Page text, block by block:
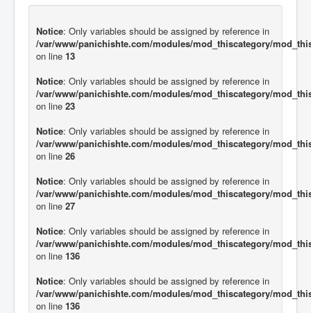
Notice: Only variables should be assigned by reference in
/var/www/panichishte.com/modules/mod_thiscategory/
on line 13
Notice: Only variables should be assigned by reference in
/var/www/panichishte.com/modules/mod_thiscategory/
on line 23
Notice: Only variables should be assigned by reference in
/var/www/panichishte.com/modules/mod_thiscategory/
on line 26
Notice: Only variables should be assigned by reference in
/var/www/panichishte.com/modules/mod_thiscategory/
on line 27
Notice: Only variables should be assigned by reference in
/var/www/panichishte.com/modules/mod_thiscategory/
on line 136
Notice: Only variables should be assigned by reference in
/var/www/panichishte.com/modules/mod_thiscategory/
on line 136